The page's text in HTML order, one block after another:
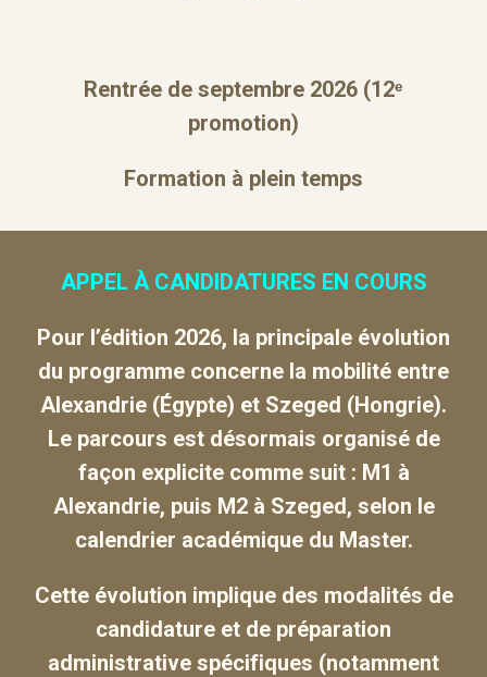
Rentrée de septembre 2026 (12ᵉ
promotion)
Formation à plein temps
APPEL À CANDIDATURES EN COURS
Pour l’édition 2026, la principale évolution
du programme concerne la mobilité entre
Alexandrie (Égypte) et Szeged (Hongrie).
Le parcours est désormais organisé de
façon explicite comme suit : M1 à
Alexandrie, puis M2 à Szeged, selon le
calendrier académique du Master.
Cette évolution implique des modalités de
candidature et de préparation
administrative spécifiques (notamment